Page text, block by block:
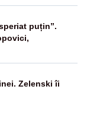
puțin”.
Zelenski îi